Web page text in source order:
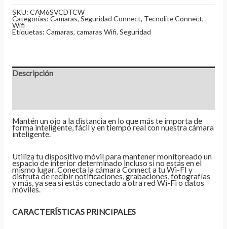
SKU: CAM6SVCDTCW
Categorías: Camaras, Seguridad Connect, Tecnolite Connect,
Wifi
Etiquetas: Camaras, camaras Wifi, Seguridad
Descripción
Mantén un ojo a la distancia en lo que más te importa de
forma inteligente, fácil y en tiempo real con nuestra cámara
inteligente.
Utiliza tu dispositivo móvil para mantener monitoreado un
espacio de interior determinado incluso si no estás en el
mismo lugar. Conecta la cámara Connect a tu Wi-FI y
disfruta de recibir notificaciones, grabaciones, fotografías
y más, ya sea si estás conectado a otra red Wi-Fi o datos
móviles.
CARACTERÍSTICAS PRINCIPALES